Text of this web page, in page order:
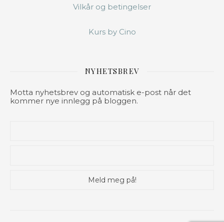
Vilkår og betingelser
Kurs by Cino
NYHETSBREV
Motta nyhetsbrev og automatisk e-post når det
kommer nye innlegg på bloggen.